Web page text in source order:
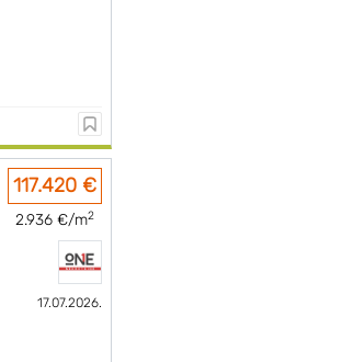
117.420 €
2.936 €/m2
17.07.2026.